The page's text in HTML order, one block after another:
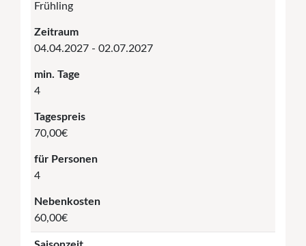
Frühling
Zeitraum
04.04.2027 - 02.07.2027
min. Tage
4
Tagespreis
70,00€
für Personen
4
Nebenkosten
60,00€